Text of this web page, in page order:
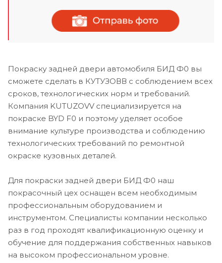
Покраску задней двери автомобиля БИД Ф0 вы
сможете сделать в КУТУЗОВВ с соблюдением всех
сроков, технологических норм и требований.
Компания KUTUZOVV специализируется на
покраске BYD F0 и поэтому уделяет особое
внимание культуре производства и соблюдению
технологических требований по ремонтной
окраске кузовных деталей.
Для покраски задней двери БИД Ф0 наш
покрасочный цех оснащен всем необходимым
профессиональным оборудованием и
инструментом. Специалисты компании несколько
раз в год проходят квалификационную оценку и
обучение для поддержания собственных навыков
на высоком профессиональном уровне.